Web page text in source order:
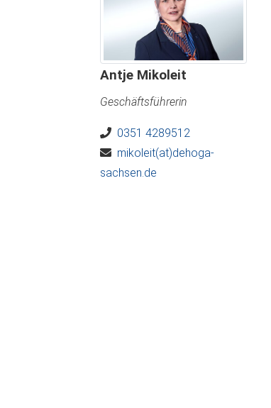
Antje Mikoleit
Geschäftsführerin
0351 4289512
mikoleit(at)dehoga-
sachsen.de